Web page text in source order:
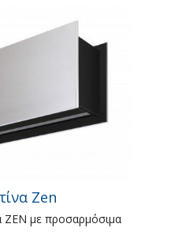
Zen
ZEN με προσαρμόσιμα